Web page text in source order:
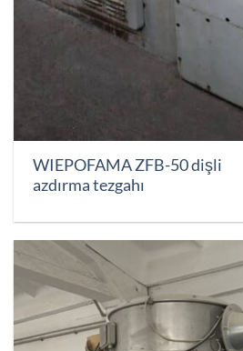
WIEPOFAMA ZFB-50 dişli
azdırma tezgahı